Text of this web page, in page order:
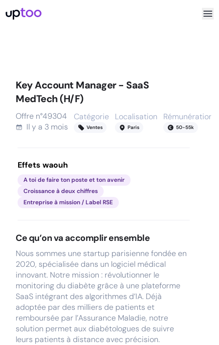
Key Account Manager - SaaS
MedTech (H/F)
Offre n°49304
Il y a 3 mois
Catégorie
Ventes
Localisation
Paris
Rémunération
50-55k
Effets waouh
A toi de faire ton poste et ton avenir
Croissance à deux chiffres
Entreprise à mission / Label RSE
Ce qu’on va accomplir ensemble
Nous sommes une startup parisienne fondée en
2020, spécialisée dans un logiciel médical
innovant. Notre mission : révolutionner le
monitoring du diabète grâce à une plateforme
SaaS intégrant des algorithmes d’IA. Déjà
adoptée par des milliers de patients et
remboursée par l’Assurance Maladie, notre
solution permet aux diabétologues de suivre
leurs patients à distance avec précision.